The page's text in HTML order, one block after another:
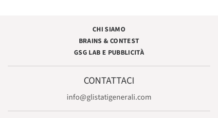
CHI SIAMO
BRAINS & CONTEST
GSG LAB E PUBBLICITÀ
CONTATTACI
info@glistatigenerali.com